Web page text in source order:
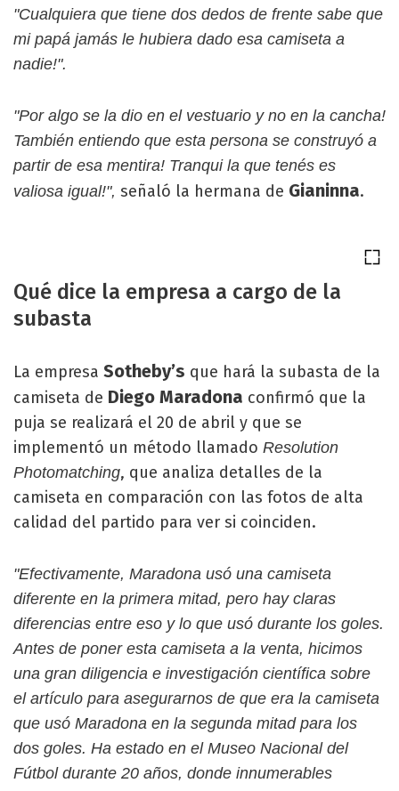
"Cualquiera que tiene dos dedos de frente sabe que
mi papá jamás le hubiera dado esa camiseta a
nadie!".
"Por algo se la dio en el vestuario y no en la cancha!
También entiendo que esta persona se construyó a
partir de esa mentira! Tranqui la que tenés es
valiosa igual!", señaló la hermana de Gianinna.
Qué dice la empresa a cargo de la
subasta
La empresa Sotheby’s que hará la subasta de la
camiseta de Diego Maradona confirmó que la
puja se realizará el 20 de abril y que se
implementó un método llamado Resolution
Photomatching, que analiza detalles de la
camiseta en comparación con las fotos de alta
calidad del partido para ver si coinciden.
"Efectivamente, Maradona usó una camiseta
diferente en la primera mitad, pero hay claras
diferencias entre eso y lo que usó durante los goles.
Antes de poner esta camiseta a la venta, hicimos
una gran diligencia e investigación científica sobre
el artículo para asegurarnos de que era la camiseta
que usó Maradona en la segunda mitad para los
dos goles. Ha estado en el Museo Nacional del
Fútbol durante 20 años, donde innumerables